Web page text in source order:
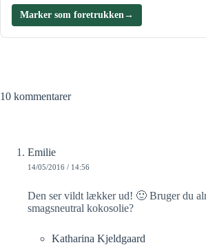
Marker som foretrukken →
10 kommentarer
Emilie
14/05/2016 / 14:56
Den ser vildt lækker ud! 🙂 Bruger du
smagsneutral kokosolie?
Katharina Kjeldgaard